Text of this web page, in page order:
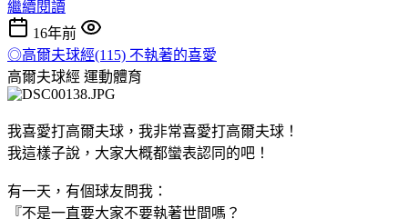
繼續閱讀
16年前
◎高爾夫球經(115) 不執著的喜愛
高爾夫球經 運動體育
我喜愛打高爾夫球，我非常喜愛打高爾夫球！
我這樣子說，大家大概都蠻表認同的吧！
有一天，有個球友問我：
『不是一直要大家不要執著世間嗎？